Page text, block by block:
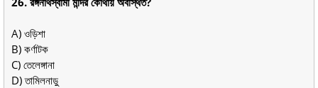
A) ওড়িশা
B) কর্ণাটক
C) তেলেঙ্গানা
D) তামিলনাড়ু